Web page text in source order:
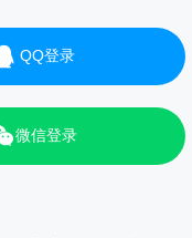
QQ登录
微信登录